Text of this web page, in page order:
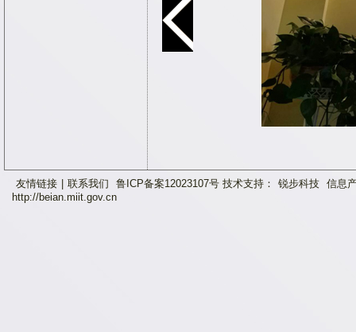
友情链接 联系我们 鲁ICP备案12023107号 技术支持： 锐步科技 信息
http://beian.miit.gov.cn